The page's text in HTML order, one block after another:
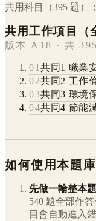
共用科目（395 題）
共用工作項目（
版本 A18 · 共
01共同1 職業
02共同2 工作
03共同3 環境
04共同4 節能
如何使用本題
先做一輪整本題
540 題全部作
目會自動進入錯